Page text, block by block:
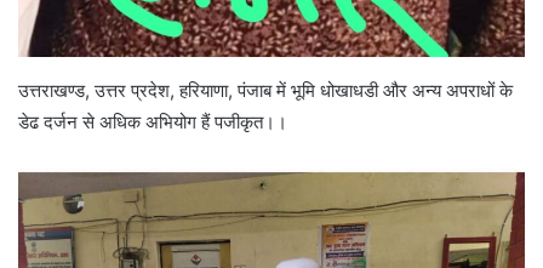
उत्तराखण्ड, उत्तर प्रदेश, हरियाणा, पंजाब में भूमि धोखाधडी और अन्य अपराधों के
डेढ दर्जन से अधिक अभियोग हैं पजीकृत।।